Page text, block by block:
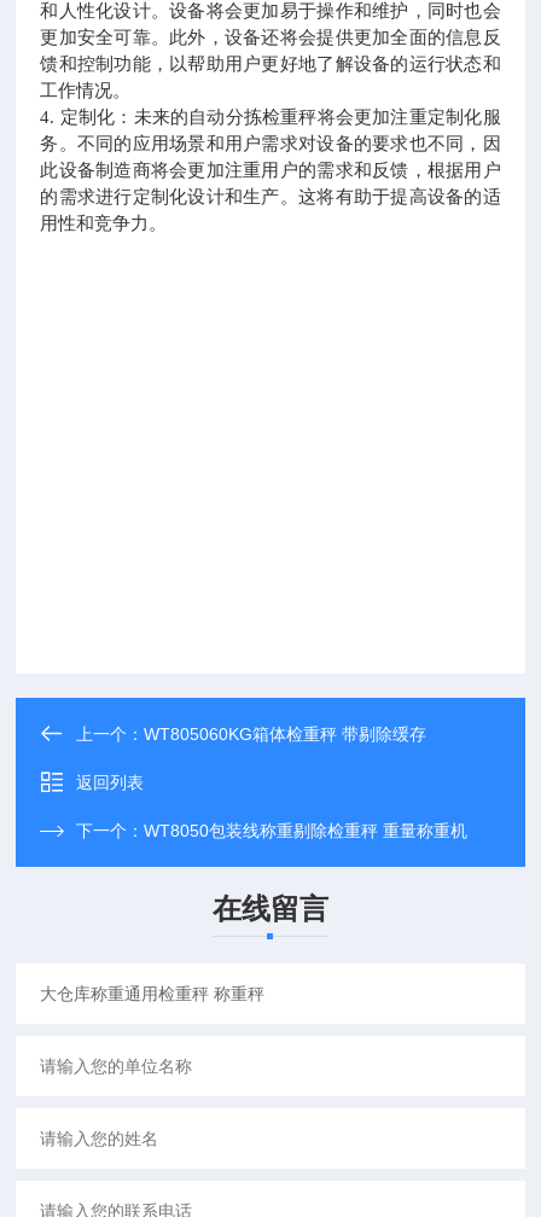
和人性化设计。设备将会更加易于操作和维护，同时也会
更加安全可靠。此外，设备还将会提供更加全面的信息反
馈和控制功能，以帮助用户更好地了解设备的运行状态和
工作情况。
4. 定制化：未来的自动分拣检重秤将会更加注重定制化服
务。不同的应用场景和用户需求对设备的要求也不同，因
此设备制造商将会更加注重用户的需求和反馈，根据用户
的需求进行定制化设计和生产。这将有助于提高设备的适
用性和竞争力。
上一个：WT805060KG箱体检重秤 带剔除缓存
返回列表
下一个：WT8050包装线称重剔除检重秤 重量称重机
在线留言